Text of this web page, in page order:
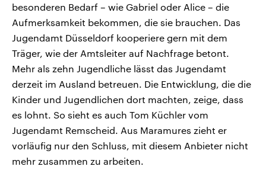
besonderen Bedarf – wie Gabriel oder Alice – die
Aufmerksamkeit bekommen, die sie brauchen. Das
Jugendamt Düsseldorf kooperiere gern mit dem
Träger, wie der Amtsleiter auf Nachfrage betont.
Mehr als zehn Jugendliche lässt das Jugendamt
derzeit im Ausland betreuen. Die Entwicklung, die die
Kinder und Jugendlichen dort machten, zeige, dass
es lohnt. So sieht es auch Tom Küchler vom
Jugendamt Remscheid. Aus Maramures zieht er
vorläufig nur den Schluss, mit diesem Anbieter nicht
mehr zusammen zu arbeiten.